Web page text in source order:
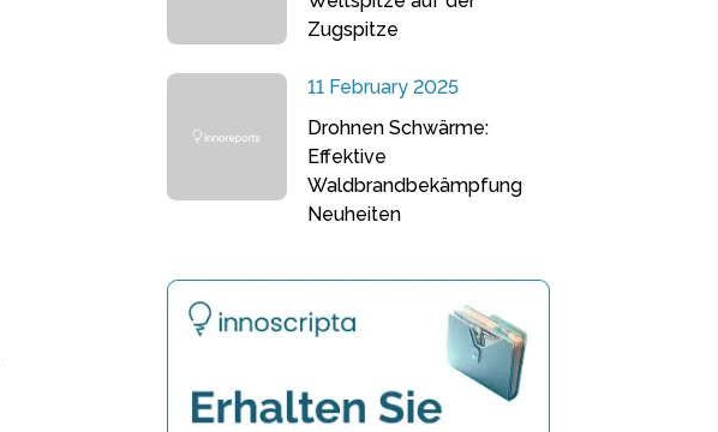
Zugspitze
11 February 2025
Drohnen Schwärme:
Effektive
Waldbrandbekämpfung
Neuheiten